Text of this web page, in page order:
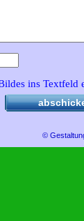
ins Textfeld
©